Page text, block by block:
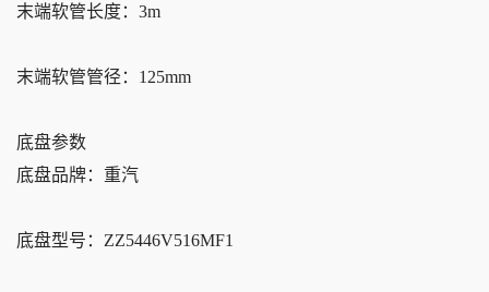
末端软管长度：3m
末端软管管径：125mm
底盘参数
底盘品牌：重汽
底盘型号：ZZ5446V516MF1